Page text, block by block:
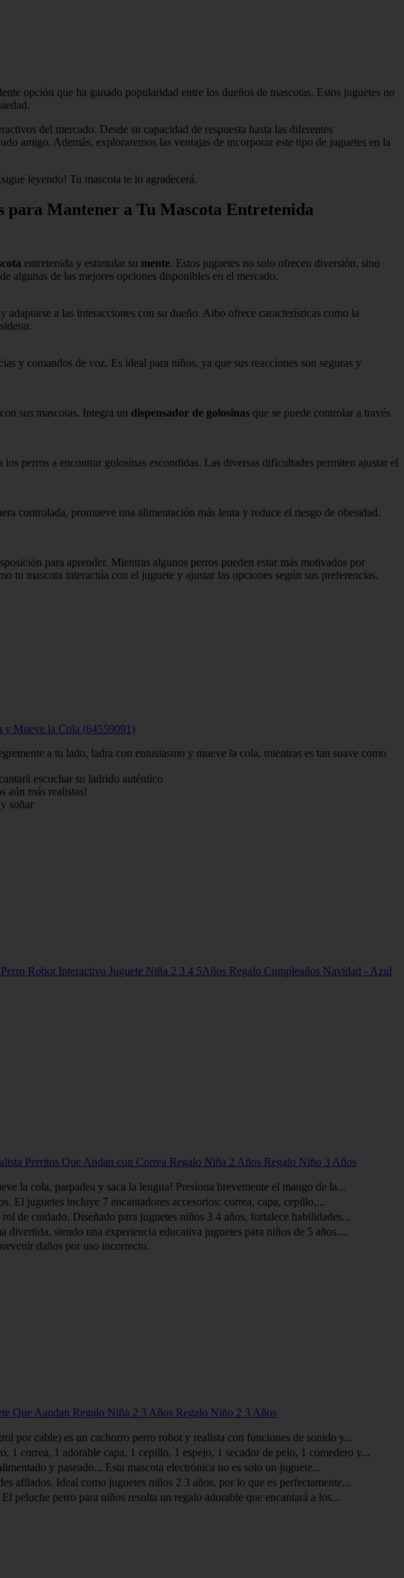
opción que ha ganado popularidad entre los dueños de mascotas. Estos juguetes no
del mercado. Desde su capacidad de respuesta hasta las diferentes
amigo. Además, exploraremos las ventajas de incorporar este tipo de juguetes en la
leyendo! Tu mascota te lo agradecerá.
Mantener a Tu Mascota Entretenida
entretenida y estimular su mente. Estos juguetes no solo ofrecen diversión, sino
algunas de las mejores opciones disponibles en el mercado.
adaptarse a las interacciones con su dueño. Aibo ofrece características como la
y comandos de voz. Es ideal para niños, ya que sus reacciones son seguras y
sus mascotas. Integra un dispensador de golosinas que se puede controlar a través
perros a encontrar golosinas escondidas. Las diversas dificultades permiten ajustar el
controlada, promueve una alimentación más lenta y reduce el riesgo de obesidad.
para aprender. Mientras algunos perros pueden estar más motivados por
tu mascota interactúa con el juguete y ajustar las opciones según sus preferencias.
y Mueve la Cola (64559091)
a tu lado, ladra con entusiasmo y mueve la cola, mientras es tan suave como
escuchar su ladrido auténtico
aún más realistas!
soñar
Robot Interactivo Juguete Niña 2 3 4 5Años Regalo Cumpleaños Navidad - Azul
Perritos Que Andan con Correa Regalo Niña 2 Años Regalo Niño 3 Años
la cola, parpadea y saca la lengua! Presiona brevemente el mango de la...
El juguetes incluye 7 encantadores accesorios: correa, capa, cepillo,...
de cuidado. Diseñado para juguetes niños 3 4 años, fortalece habilidades...
siendo una experiencia educativa juguetes para niños de 5 años....
daños por uso incorrecto.
Que Aandan Regalo Niña 2 3 Años Regalo Niño 2 3 Años
por cable) es un cachorro perro robot y realista con funciones de sonido y...
correa, 1 adorable capa, 1 cepillo, 1 espejo, 1 secador de pelo, 1 comedero y...
y paseado... Esta mascota electrónica no es solo un juguete...
afilados. Ideal como juguetes niños 2 3 años, por lo que es perfectamente...
peluche perro para niños resulta un regalo adorable que encantará a los...